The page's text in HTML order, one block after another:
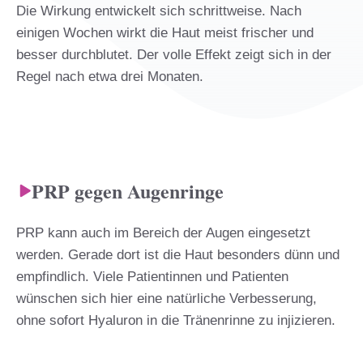
Die Wirkung entwickelt sich schrittweise. Nach
einigen Wochen wirkt die Haut meist frischer und
besser durchblutet. Der volle Effekt zeigt sich in der
Regel nach etwa drei Monaten.
PRP gegen Augenringe
PRP kann auch im Bereich der Augen eingesetzt
werden. Gerade dort ist die Haut besonders dünn und
empfindlich. Viele Patientinnen und Patienten
wünschen sich hier eine natürliche Verbesserung,
ohne sofort Hyaluron in die Tränenrinne zu injizieren.